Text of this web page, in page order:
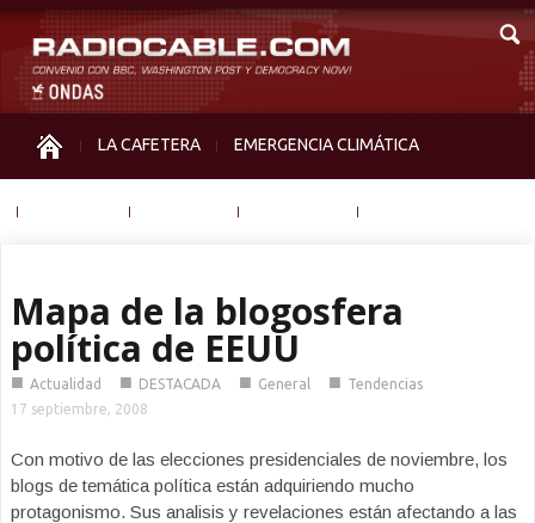
LA CAFETERA EMERGENCIA CLIMÁTICA
Mapa de la blogosfera
política de EEUU
■ Actualidad ■ DESTACADA ■ General ■ Tendencias
17 septiembre, 2008
Con motivo de las elecciones presidenciales de noviembre, los
blogs de temática política están adquiriendo mucho
protagonismo. Sus analisis y revelaciones están afectando a las